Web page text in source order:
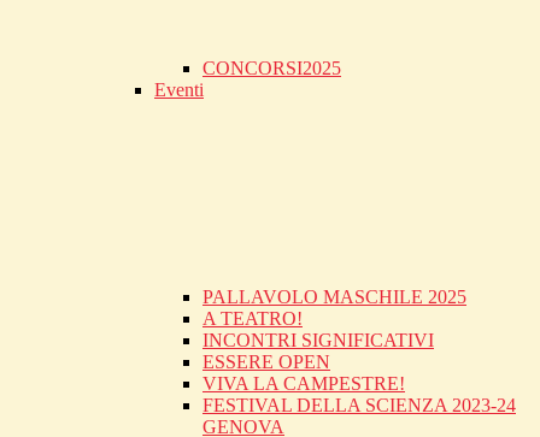
CONCORSI2025
Eventi
PALLAVOLO MASCHILE 2025
A TEATRO!
INCONTRI SIGNIFICATIVI
ESSERE OPEN
VIVA LA CAMPESTRE!
FESTIVAL DELLA SCIENZA 2023-24
GENOVA